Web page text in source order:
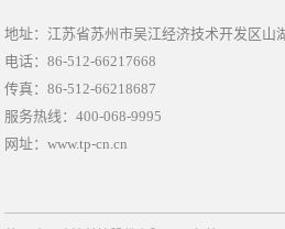
地址：江苏省苏州市吴江经济技术开发区山
电话：86-512-66217668
传真：86-512-66218687
服务热线：400-068-9995
网址：www.tp-cn.cn